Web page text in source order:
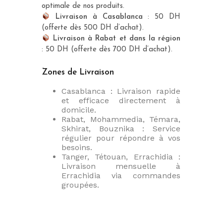
optimale de nos produits.
Livraison à Casablanca : 50 DH
(offerte dès 500 DH d’achat).
Livraison à Rabat et dans la région
: 50 DH (offerte dès 700 DH d’achat).
Zones de Livraison
Casablanca : Livraison rapide
et efficace directement à
domicile.
Rabat, Mohammedia, Témara,
Skhirat, Bouznika : Service
régulier pour répondre à vos
besoins.
Tanger, Tétouan, Errachidia :
Livraison mensuelle à
Errachidia via commandes
groupées.